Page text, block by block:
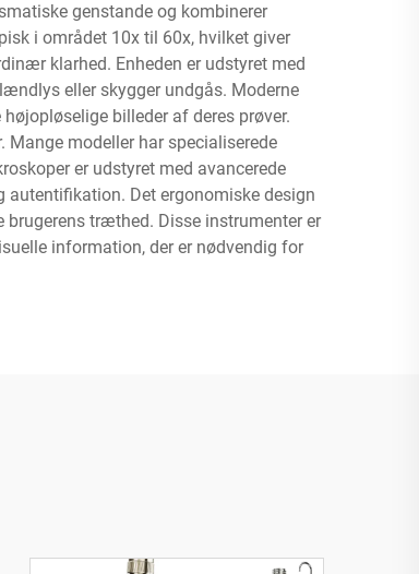
genstande og kombinerer
i området 10x til 60x, hvilket giver
klarhed. Enheden er udstyret med
eller skygger undgås. Moderne
billeder af deres prøver.
modeller har specialiserede
er udstyret med avancerede
Det ergonomiske design
træthed. Disse instrumenter er
information, der er nødvendig for